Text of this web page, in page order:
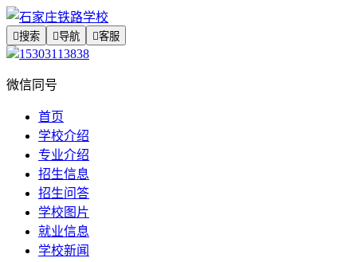
搜索 导航 客服
15303113838
微信同号
首页
学校介绍
专业介绍
招生信息
招生问答
学校图片
就业信息
学校新闻